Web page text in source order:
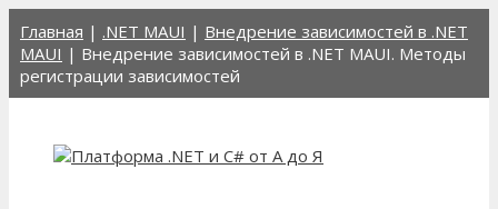
содержимому
Главная | .NET MAUI | Внедрение зависимостей в .NET
MAUI | Внедрение зависимостей в .NET MAUI. Методы
регистрации зависимостей